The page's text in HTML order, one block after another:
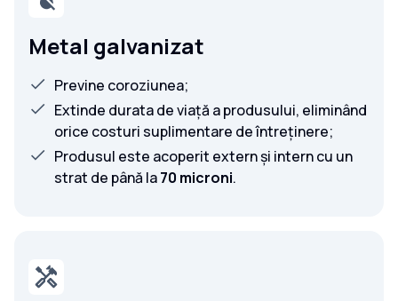
Metal galvanizat
Previne coroziunea;
Extinde durata de viață a produsului, eliminând
orice costuri suplimentare de întreținere;
Produsul este acoperit extern și intern cu un
strat de până la70 microni.